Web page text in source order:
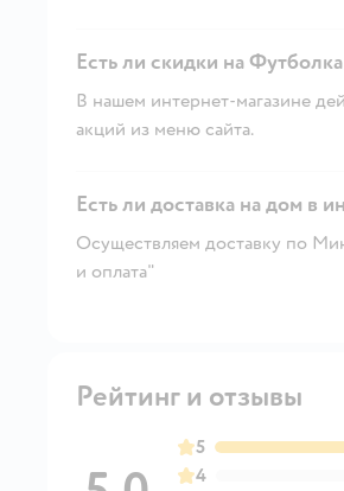
Есть ли скидки на
В нашем интернет-магазине
акций из меню сайта.
Есть ли доставка на дом в
Осуществляем доставку по
и оплата"
Рейтинг и отзывы
5
4